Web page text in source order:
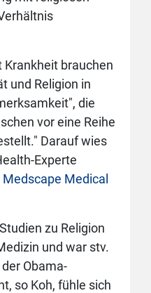
brauchen
und Religion in
die
vor eine Reihe
Darauf wies
Experte
Medscape Medical
zu Religion
und war stv.
Obama-
so Koh, fühle sich